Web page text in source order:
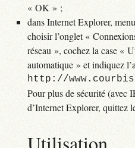
« OK » ;
dans Internet Explorer,
choisir l’onglet «
réseau », cochez la case «
automatique » et indiquez
http://
Pour plus de sécurité (avec
d’Internet Explorer, quittez